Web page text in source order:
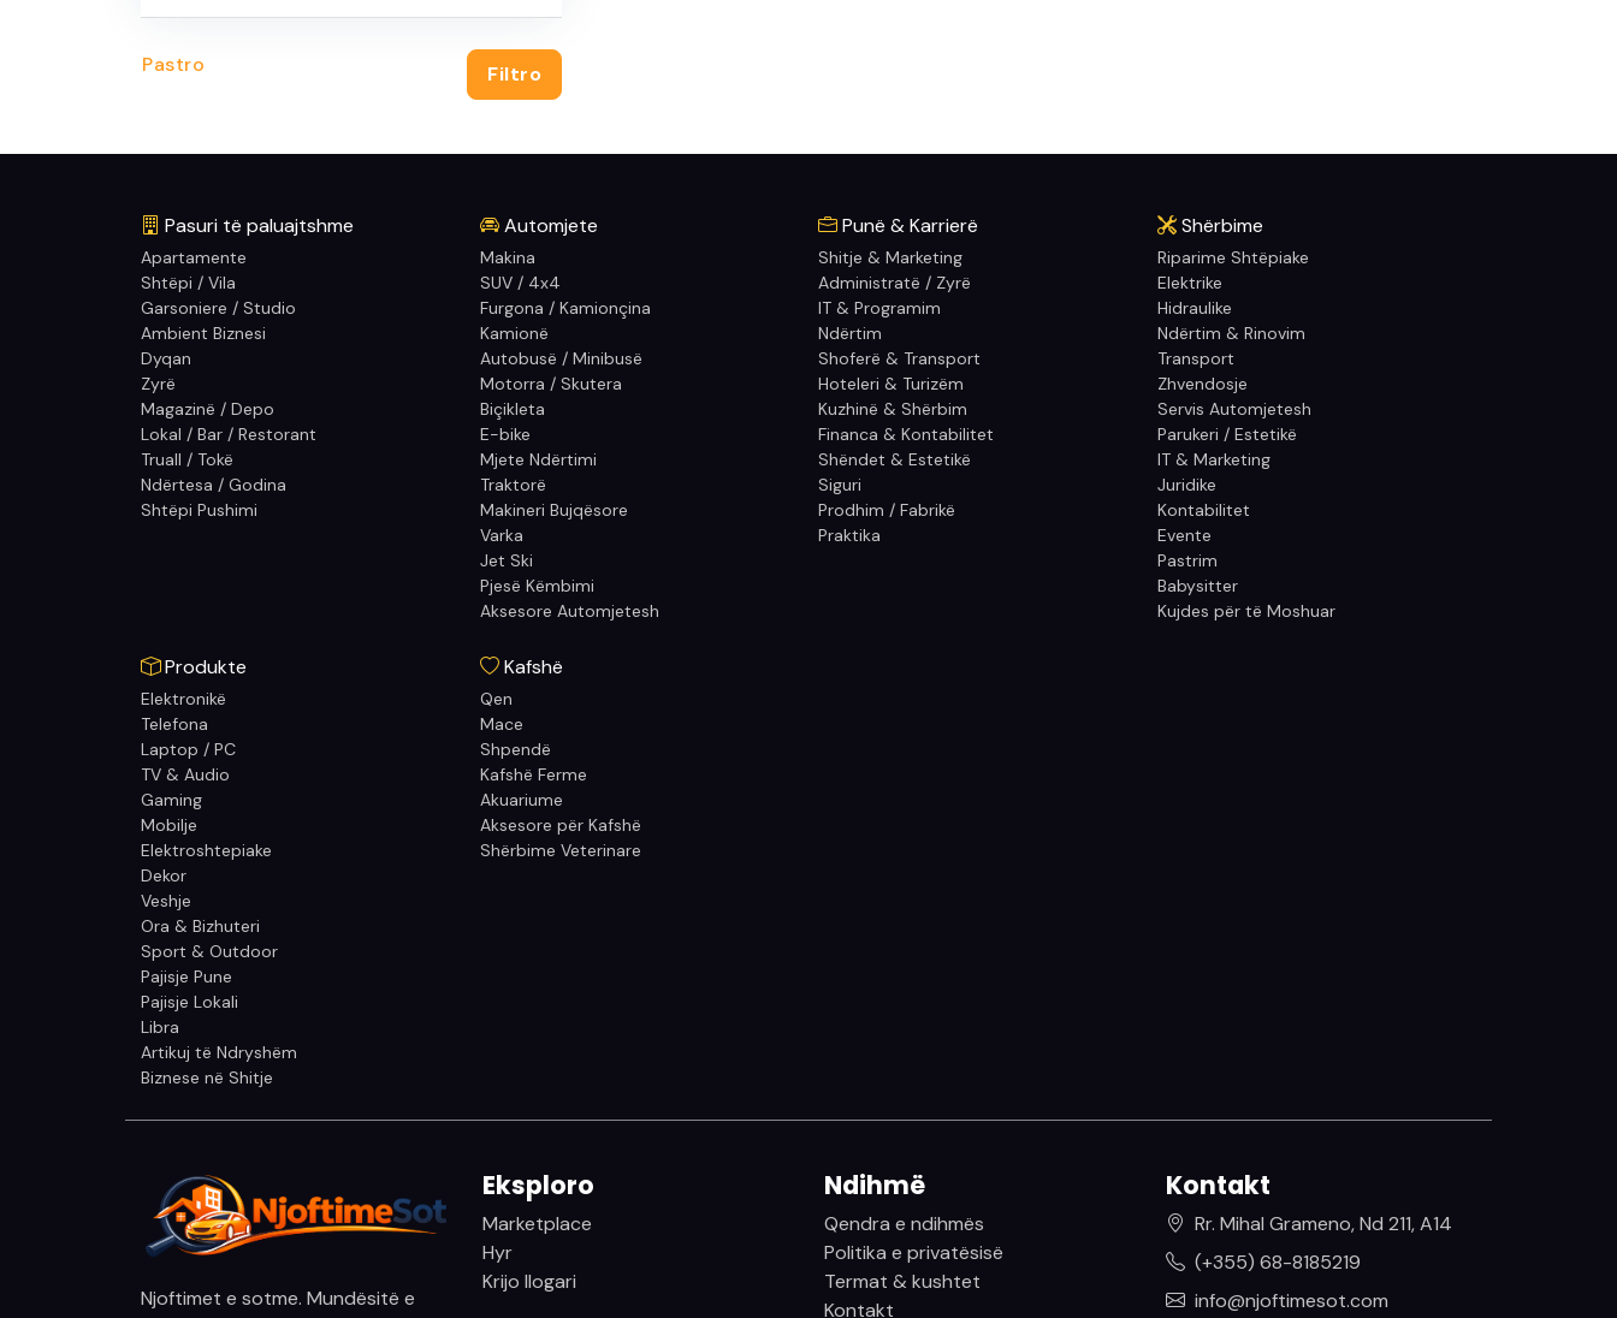
Pastro Filtro
Pasuri të paluajtshme
Apartamente
Shtëpi / Vila
Garsoniere / Studio
Ambient Biznesi
Dyqan
Zyrë
Magazinë / Depo
Lokal / Bar / Restorant
Truall / Tokë
Ndërtesa / Godina
Shtëpi Pushimi
Automjete
Makina
SUV / 4x4
Furgona / Kamionçina
Kamionë
Autobusë / Minibusë
Motorra / Skutera
Biçikleta
E-bike
Mjete Ndërtimi
Traktorë
Makineri Bujqësore
Varka
Jet Ski
Pjesë Këmbimi
Aksesore Automjetesh
Punë & Karrierë
Shitje & Marketing
Administratë / Zyrë
IT & Programim
Ndërtim
Shoferë & Transport
Hoteleri & Turizëm
Kuzhinë & Shërbim
Financa & Kontabilitet
Shëndet & Estetikë
Siguri
Prodhim / Fabrikë
Praktika
Shërbime
Riparime Shtëpiake
Elektrike
Hidraulike
Ndërtim & Rinovim
Transport
Zhvendosje
Servis Automjetesh
Parukeri / Estetikë
IT & Marketing
Juridike
Kontabilitet
Evente
Pastrim
Babysitter
Kujdes për të Moshuar
Produkte
Elektronikë
Telefona
Laptop / PC
TV & Audio
Gaming
Mobilje
Elektroshtepiake
Dekor
Veshje
Ora & Bizhuteri
Sport & Outdoor
Pajisje Pune
Pajisje Lokali
Libra
Artikuj të Ndryshëm
Biznese në Shitje
Kafshë
Qen
Mace
Shpendë
Kafshë Ferme
Akuariume
Aksesore për Kafshë
Shërbime Veterinare
Njoftimet e sotme. Mundësitë e
Eksploro
Marketplace
Hyr
Krijo llogari
Ndihmë
Qendra e ndihmës
Politika e privatësisë
Termat & kushtet
Kontakt
Kontakt
Rr. Mihal Grameno, Nd 211, A14
(+355) 68-8185219
info@njoftimesot.com